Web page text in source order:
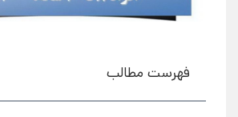
فهرست مطالب